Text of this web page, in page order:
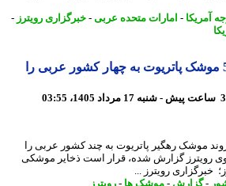
- امارات متحده عربی- خبرگزاری رویترز-
فروش 5250 موشک پاتریوت به چهار کشور عربی را
5 هزار و 250 فروند موشک رهگیر پاتریوت به چند کشور عربی را
گزارش شده، قرار است ذخایر موشکی
رویترز ...
گزارش -موشک ها- رویترز